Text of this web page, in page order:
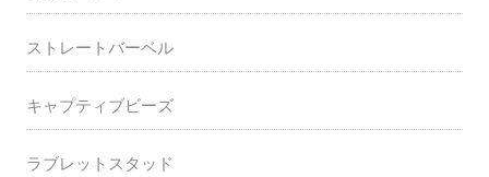
ストレートバーベル
キャプティブビーズ
ラブレットスタッド